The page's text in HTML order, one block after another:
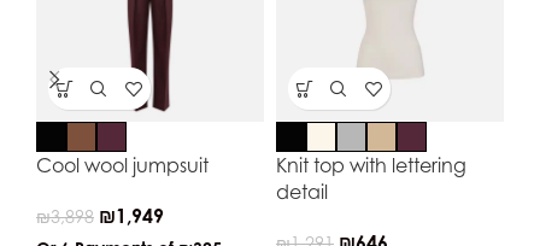
Cool wool jumpsuit
₪3,898 ₪1,949
Knit top with lettering
detail